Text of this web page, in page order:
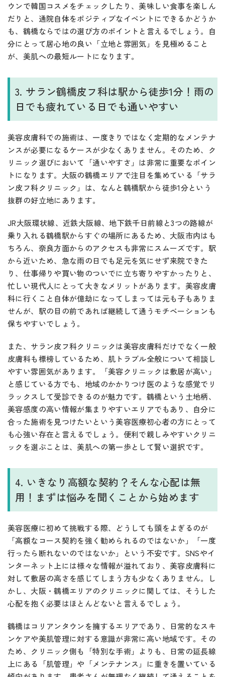
ウンで韓国コスメをチェックしたり、美味しい食事を楽しん
だりと、通院自体をポジティブなイベントにできるかどうか
も、鶴橋ならではの選び方のポイントと言えるでしょう。自
分にとって居心地の良い「立地と雰囲気」を見極めること
が、美肌への最短ルートになります。
3. サラン鶴橋皮フ科は駅から徒歩1分！雨の
日でも疲れている日でも通いやすい
美容皮膚科での施術は、一度きりではなく定期的なメンテナ
ンスが必要になるケースが少なくありません。そのため、ク
リニック選びにおいて「通いやすさ」は非常に重要なポイン
トになります。大阪の鶴橋エリアで注目を集めている「サラ
ン皮フ科クリニック」は、なんと鶴橋駅から徒歩1分という
抜群の好立地にあります。
JR大阪環状線、近鉄大阪線、地下鉄千日前線と3つの路線が
乗り入れる鶴橋駅からすぐの場所にあるため、大阪市内はも
ちろん、奈良方面からのアクセスも非常にスムーズです。駅
から近いため、急な雨の日でも足元を気にせず来院できた
り、仕事帰りや買い物のついでに立ち寄りやすかったりと、
忙しい現代人にとって大きなメリットがあります。美容皮膚
科に行くこと自体が億劫になってしまっては元も子もありま
せんが、駅の目の前であれば継続して通うモチベーションも
保ちやすいでしょう。
また、サラン皮フ科クリニックは美容皮膚科だけでなく一般
皮膚科も標榜しているため、肌トラブル全般について相談し
やすい雰囲気があります。「美容クリニックは敷居が高い」
と感じている方でも、地域のかかりつけ医のような感覚でリ
ラックスして受診できるのが魅力です。鶴橋という土地柄、
美容感度の高い情報が集まりやすいエリアでもあり、自分に
合った施術を見つけたいという美容医療初心者の方にとって
も心強い存在と言えるでしょう。便利で親しみやすいクリニ
ックを選ぶことは、美肌への第一歩として賢い選択です。
4. いきなり高額な契約？そんな心配は無
用！まずは悩みを聞くことから始めます
美容医療に初めて挑戦する際、どうしても頭をよぎるのが
「高額なコース契約を強く勧められるのではないか」「一度
行ったら断れないのではないか」という不安です。SNSやイ
ンターネット上には様々な情報が溢れており、美容皮膚科に
対して敷居の高さを感じてしまう方も少なくありません。し
かし、大阪・鶴橋エリアのクリニックに関しては、そうした
心配を抱く必要はほとんどないと言えるでしょう。
鶴橋はコリアンタウンを擁するエリアであり、日常的なスキ
ンケアや美肌管理に対する意識が非常に高い地域です。その
ため、クリニック側も「特別な手術」よりも、日常の延長線
上にある「肌管理」や「メンテナンス」に重きを置いている